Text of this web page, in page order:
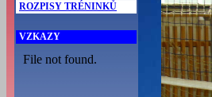
ROZPISY TRÉNINKŮ
VZKAZY